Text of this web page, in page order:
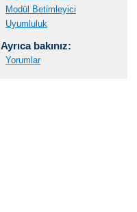
Modül Betimleyici
Uyumluluk
Ayrıca bakınız:
Yorumlar